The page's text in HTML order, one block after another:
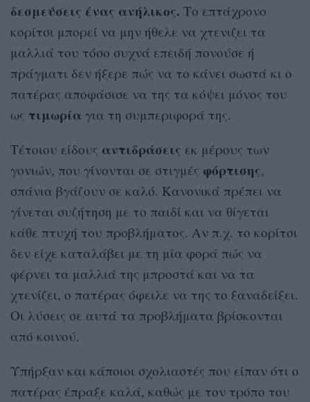
δεσμεύσεις ένας ανήλικος. Το επτάχρονο
κορίτσι μπορεί να μην ήθελε να χτενιζει τα
μαλλιά του τόσο συχνά επειδή πονούσε ή
πράγματι δεν ήξερε πώς να το κάνει σωστά κι ο
πατέρας αποφάσισε να της τα κόψει μόνος του
ως τιμωρία για τη συμπεριφορά της.
Τέτοιου είδους αντιδράσεις εκ μέρους των
γονιών, που γίνονται σε στιγμές φόρτισης,
σπάνια βγάζουν σε καλό. Κανονικά πρέπει να
γίνεται συζήτηση με το παιδί και να θίγεται
κάθε πτυχή του προβλήματος. Αν π.χ. το κορίτσι
δεν είχε καταλάβει με τη μία φορά πώς να
φέρνει τα μαλλιά της μπροστά και να τα
χτενίζει, ο πατέρας όφειλε να της το ξαναδείξει.
Οι λύσεις σε αυτά τα προβλήματα βρίσκονται
από κοινού.
Υπήρξαν και κάποιοι σχολιαστές που είπαν ότι ο
πατέρας έπραξε καλά, καθώς με τον τρόπο του